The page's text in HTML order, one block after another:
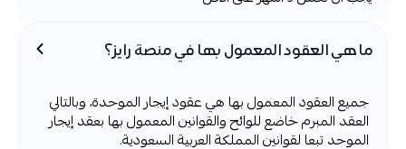
ما هي العقود المعمول بها في منصة رايز؟
جميع العقود المعمول بها هي عقود إيجار الموحدة، وبالتالي
العقد المبرم خاضع للوائح والقوانين المعمول بها بعقد إيجار
الموحد تبعا لقوانين المملكة العربية السعودية.